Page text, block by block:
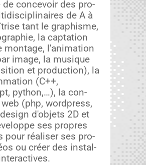
de con­cevoir des pro­
de A à
tant le graphisme,
la cap­ta­tion
mon­tage, l'animation
image, la musique
et pro­duc­tion), la
(C++,
python,…), la con­
(php, word­press,
d'objets 2D et
ses pro­pres
pour réalis­er ses pro­
ou créer des instal­